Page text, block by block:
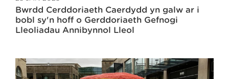
Bwrdd Cerddoriaeth Caerdydd yn galw ar i
bobl sy'n hoff o Gerddoriaeth Gefnogi
Lleoliadau Annibynnol Lleol